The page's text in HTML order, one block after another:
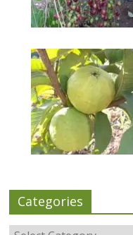
Categories
Categories